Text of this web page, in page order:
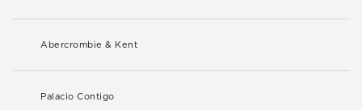
Abercrombie & Kent
Palacio Contigo